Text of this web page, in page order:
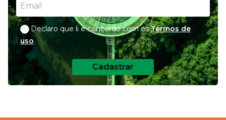
Declaro que li e concordo com os Termos de
uso
Cadastrar